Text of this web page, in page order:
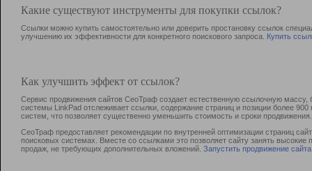
Какие существуют инструменты для покупки ссылок?
Ссылки можно купить самостоятельно или доверить простановку ссылок
улучшению их эффективности для конкретного поискового запроса. Купить
Как улучшить эффект от ссылок?
Сервис продвижения сайтов СеоТраф создает естественную ссылочную
системы LinkPad отслеживает ссылки, содержание страниц и позиции более
систем, что позволяет существенно уменьшить стоимость и сроки продвижения.
СеоТраф предоставляет рекомендации по внутренней оптимизации страниц
поисковых системах. Вместе со ссылками это позволяет сайту занять
продаж, не требующих дополнительных вложений. Запустить продвижение сайта